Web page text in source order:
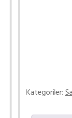
Kategoriler: